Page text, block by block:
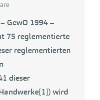
GewO 1994 –
75 reglementierte
reglementierten
dieser
wird